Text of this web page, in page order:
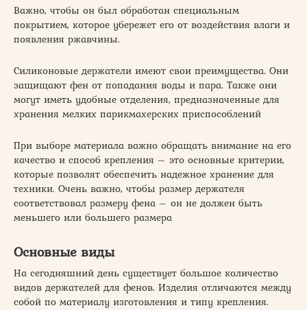
Важно, чтобы он был обработан специальным
покрытием, которое убережет его от воздействия влаги и
появления ржавчины.
Силиконовые держатели имеют свои преимущества. Они
защищают фен от попадания воды и пара. Также они
могут иметь удобные отделения, предназначенные для
хранения мелких парикмахерских приспособлений
При выборе материала важно обращать внимание на его
качество и способ крепления – это основные критерии,
которые позволят обеспечить надежное хранение для
техники. Очень важно, чтобы размер держателя
соответствовал размеру фена – он не должен быть
меньшего или большего размера
Основные виды
На сегодняшний день существует большое количество
видов держателей для фенов. Изделия отличаются между
собой по материалу изготовления и типу крепления.